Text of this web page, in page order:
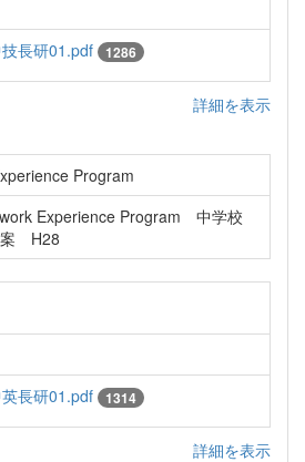
長研01.pdf 1286
詳細を表示
Program
Experience Program 中学校
案 H28
長研01.pdf 1314
詳細を表示